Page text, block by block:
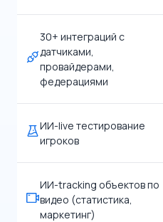
30+ интеграций с
датчиками,
провайдерами,
федерациями
ИИ-live тестирование
игроков
ИИ-tracking объектов по
видео (статистика,
маркетинг)